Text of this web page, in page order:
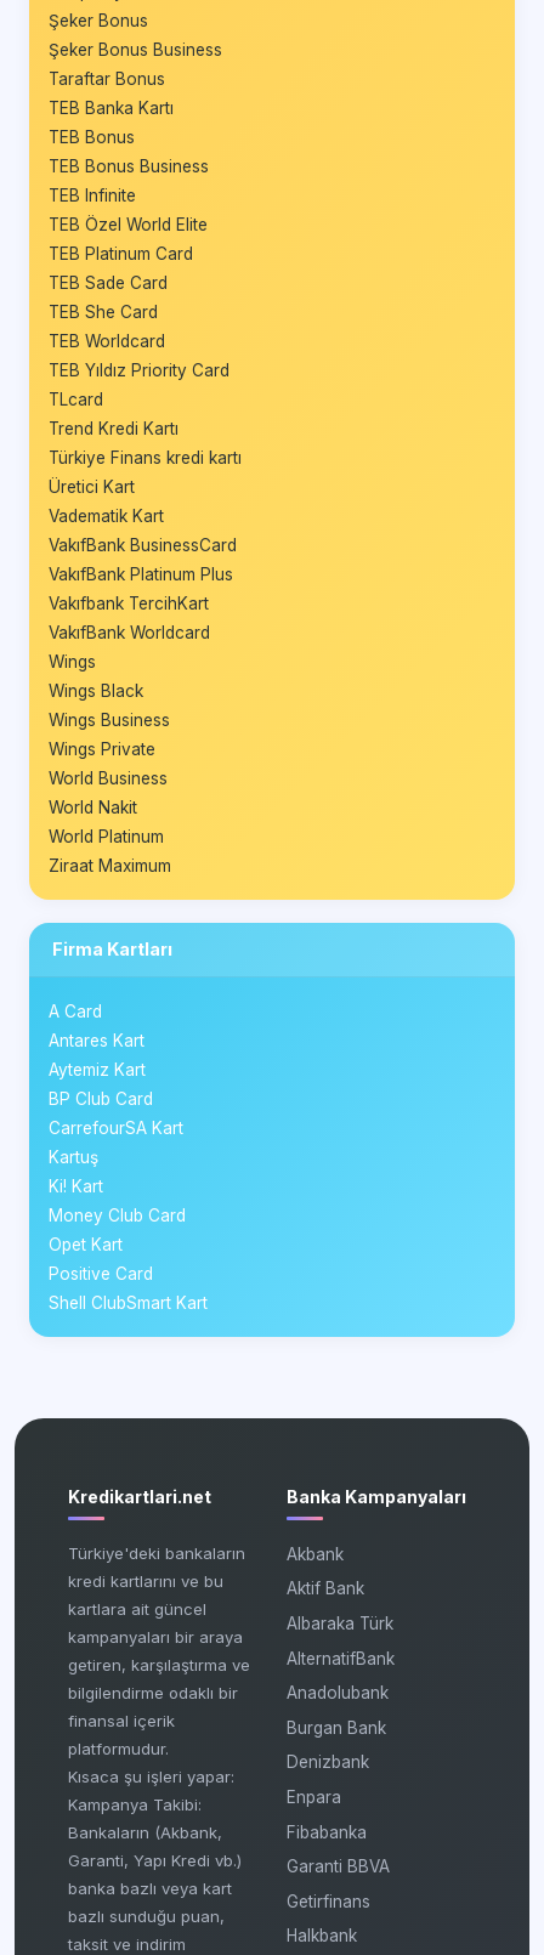
Şeker Bonus
Şeker Bonus Business
Taraftar Bonus
TEB Banka Kartı
TEB Bonus
TEB Bonus Business
TEB Infinite
TEB Özel World Elite
TEB Platinum Card
TEB Sade Card
TEB She Card
TEB Worldcard
TEB Yıldız Priority Card
TLcard
Trend Kredi Kartı
Türkiye Finans kredi kartı
Üretici Kart
Vadematik Kart
VakıfBank BusinessCard
VakıfBank Platinum Plus
Vakıfbank TercihKart
VakıfBank Worldcard
Wings
Wings Black
Wings Business
Wings Private
World Business
World Nakit
World Platinum
Ziraat Maximum
Firma Kartları
A Card
Antares Kart
Aytemiz Kart
BP Club Card
CarrefourSA Kart
Kartuş
Ki! Kart
Money Club Card
Opet Kart
Positive Card
Shell ClubSmart Kart
Kredikartlari.net
Türkiye'deki bankaların
kredi kartlarını ve bu
kartlara ait güncel
kampanyaları bir araya
getiren, karşılaştırma ve
bilgilendirme odaklı bir
finansal içerik
platformudur.
Kısaca şu işleri yapar:
Kampanya Takibi:
Bankaların (Akbank,
Garanti, Yapı Kredi vb.)
banka bazlı veya kart
bazlı sunduğu puan,
taksit ve indirim
Banka Kampanyaları
Akbank
Aktif Bank
Albaraka Türk
AlternatifBank
Anadolubank
Burgan Bank
Denizbank
Enpara
Fibabanka
Garanti BBVA
Getirfinans
Halkbank